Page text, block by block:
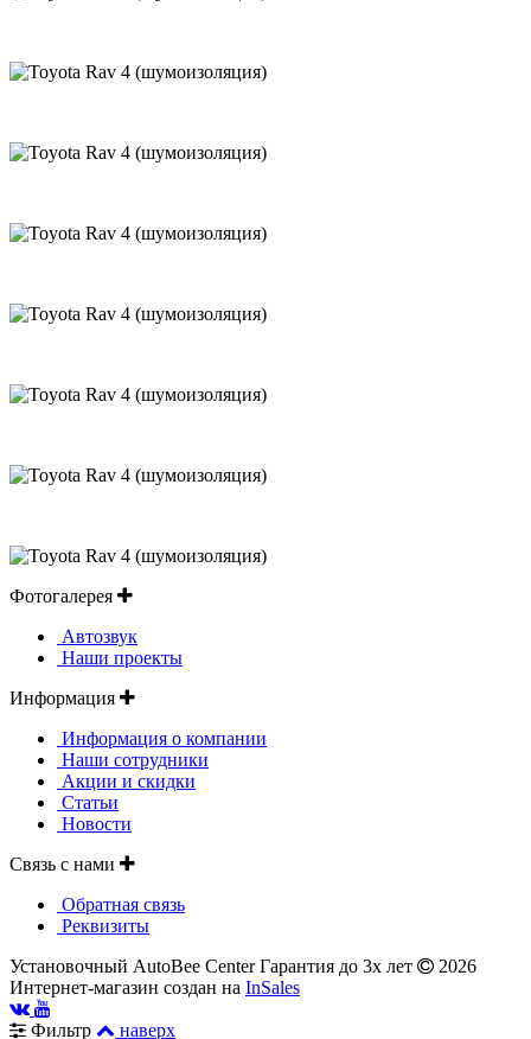
Фотогалерея
Автозвук
Наши проекты
Информация
Информация о компании
Наши сотрудники
Акции и скидки
Статьи
Новости
Связь с нами
Обратная связь
Реквизиты
Установочный AutoBee Center Гарантия до 3х лет
2026
Интернет-магазин создан на InSales
Фильтр
наверх